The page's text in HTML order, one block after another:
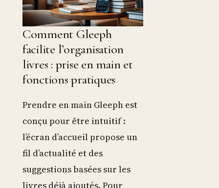
Comment Gleeph
facilite l’organisation
livres : prise en main et
fonctions pratiques
Prendre en main Gleeph est
conçu pour être intuitif :
l’écran d’accueil propose un
fil d’actualité et des
suggestions basées sur les
livres déjà ajoutés. Pour